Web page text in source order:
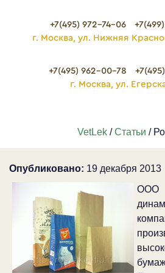
+7(495) 972-74-06
г. Москва, ул. Нижняя
+7(495) 962-00-78
г. Москва, ул.
VetLek/Статьи /
Опубликовано: 19 декабря 2013